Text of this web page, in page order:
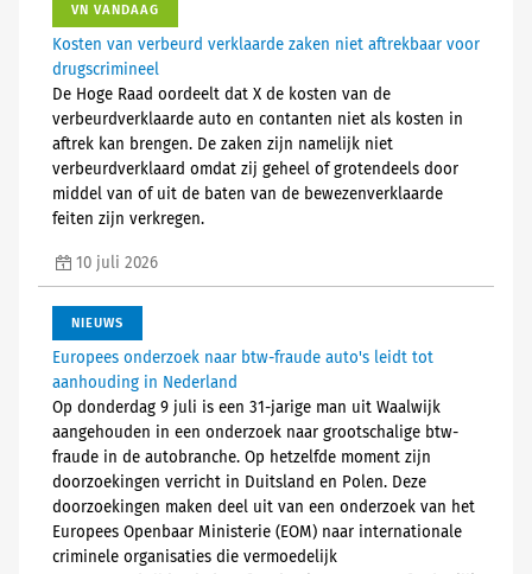
VN VANDAAG
Kosten van verbeurd verklaarde zaken niet aftrekbaar voor
drugscrimineel
De Hoge Raad oordeelt dat X de kosten van de
verbeurdverklaarde auto en contanten niet als kosten in
aftrek kan brengen. De zaken zijn namelijk niet
verbeurdverklaard omdat zij geheel of grotendeels door
middel van of uit de baten van de bewezenverklaarde
feiten zijn verkregen.
10 juli 2026
NIEUWS
Europees onderzoek naar btw-fraude auto's leidt tot
aanhouding in Nederland
Op donderdag 9 juli is een 31-jarige man uit Waalwijk
aangehouden in een onderzoek naar grootschalige btw-
fraude in de autobranche. Op hetzelfde moment zijn
doorzoekingen verricht in Duitsland en Polen. Deze
doorzoekingen maken deel uit van een onderzoek van het
Europees Openbaar Ministerie (EOM) naar internationale
criminele organisaties die vermoedelijk